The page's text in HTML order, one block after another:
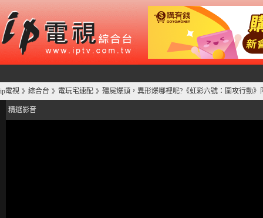
ip電視 》 綜合台 》 電玩宅速配 》 殭屍爆頭，異形爆哪裡呢?《虹彩六號：圍攻行動》
精選影音